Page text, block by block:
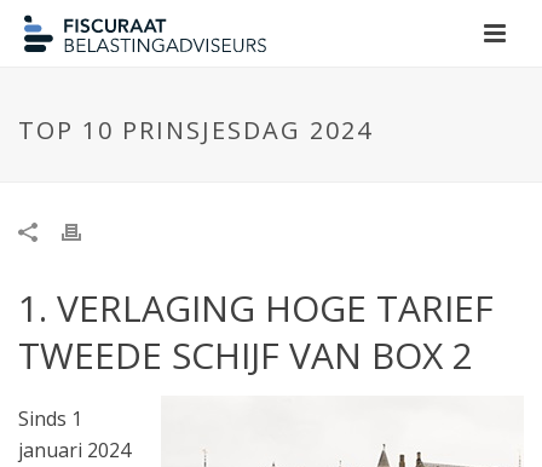
TOP 10 PRINSJESDAG 2024
1. VERLAGING HOGE TARIEF
TWEEDE SCHIJF VAN BOX 2
Sinds 1
januari 2024